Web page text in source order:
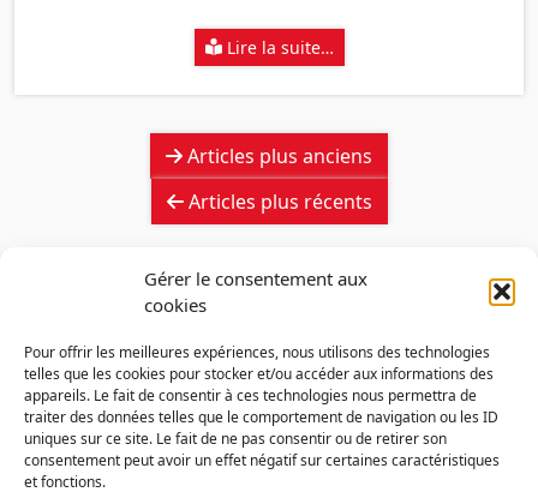
Gérer le consentement aux
cookies
Pour offrir les meilleures expériences, nous utilisons des technologies
telles que les cookies pour stocker et/ou accéder aux informations des
appareils. Le fait de consentir à ces technologies nous permettra de
traiter des données telles que le comportement de navigation ou les ID
uniques sur ce site. Le fait de ne pas consentir ou de retirer son
consentement peut avoir un effet négatif sur certaines caractéristiques
et fonctions.
Lire la suite…
Navigation
Articles plus anciens
Articles plus récents